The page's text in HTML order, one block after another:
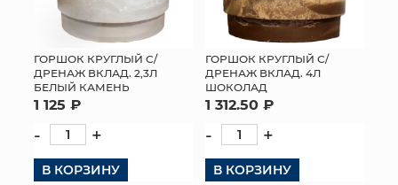
ГОРШОК КРУГЛЫЙ С/
ДРЕНАЖ ВКЛАД. 2,3Л
БЕЛЫЙ КАМЕНЬ
1 125 ₽
- +
В КОРЗИНУ
ГОРШОК КРУГЛЫЙ С/
ДРЕНАЖ ВКЛАД. 4Л
ШОКОЛАД
1 312.50 ₽
- +
В КОРЗИНУ